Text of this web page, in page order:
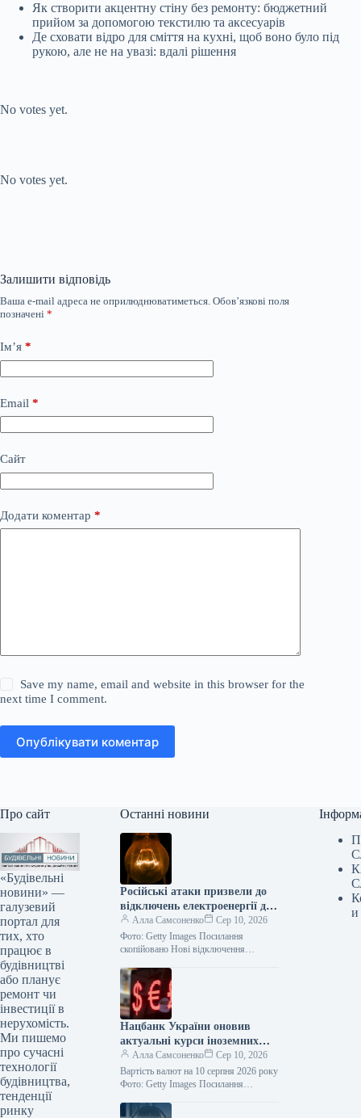
Як створити акцентну стіну без ремонту: бюджетний
прийом за допомогою текстилю та аксесуарів
Де сховати відро для сміття на кухні, щоб воно було під
рукою, але не на увазі: вдалі рішення
No votes yet.
No votes yet.
Залишити відповідь
Ваша e-mail адреса не оприлюднюватиметься. Обов’язкові поля
позначені *
Ім’я *
Email *
Сайт
Додати коментар *
Save my name, email and website in this browser for the
next time I comment.
Опублікувати коментар
Про сайт
«Будівельні
новини» —
галузевий
портал для
тих, хто
працює в
будівництві
або планує
ремонт чи
інвестиції в
нерухомість.
Ми пишемо
про сучасні
технології
будівництва,
тенденції
ринку
Останні новини
Російські атаки призвели до
відключень електроенергії для
споживачів у чотирьох
регіонах.
Алла Самсоненко
Сер 10, 2026
Фото: Getty Images Посилання
скопійовано Нові відключення
Донецькій, Дніпропетровській,
Харківській та Сумській областях
через ворожі обстріли. Цю…
Нацбанк України оновив
актуальні курси іноземних
валют станом на 10 серпня
Алла Самсоненко
Сер 10, 2026
Вартість валют на 10 серпня 2026 року
Фото: Getty Images Посилання
оновили обмінні курси на 10 серпня:…
и